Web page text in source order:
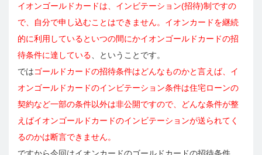
イオンゴールドカードは、インビテーション(招待)制ですの
で、自分で申し込むことはできません。イオンカードを継続
的に利用しているといつの間にかイオンゴールドカードの招
待条件に達している 、ということです。
ではゴールドカードの招待条件はどんなものかと言えば、イ
オンゴールドカードのインビテーション条件は住宅ローンの
契約など一部の条件以外は非公開ですので、どんな条件が整
えばイオンゴールドカードのインビテーションが送られてく
るのかは断言できません。